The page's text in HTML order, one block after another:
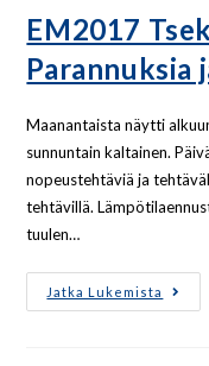
EM2017
Parannuksia
Maanantaista näytti
sunnuntain kaltainen.
nopeustehtäviä ja
tehtävillä.
tuulen…
Jatka Lukemista